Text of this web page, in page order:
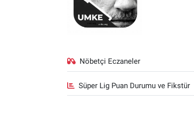
Nöbetçi Eczaneler
Süper Lig Puan Durumu ve Fikstür